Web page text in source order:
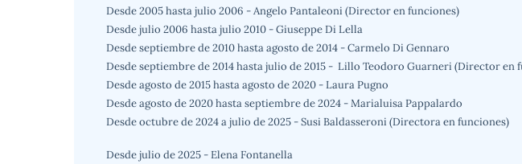
Desde 2005 hasta julio 2006 - Angelo Pantaleoni (Director en funciones)
Desde julio 2006 hasta julio 2010 - Giuseppe Di Lella
Desde septiembre de 2010 hasta agosto de 2014 - Carmelo Di Gennaro
Desde septiembre de 2014 hasta julio de 2015 - Lillo Teodoro Guarneri (Director en
Desde agosto de 2015 hasta agosto de 2020 - Laura Pugno
Desde agosto de 2020 hasta septiembre de 2024 - Marialuisa Pappalardo
Desde octubre de 2024 a julio de 2025 - Susi Baldasseroni (Directora en funciones)
Desde julio de 2025 - Elena Fontanella